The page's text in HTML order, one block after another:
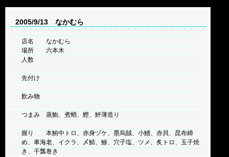
2005/9/13 なかむら
店名 なかむら
場所 六本木
人数
先付け
飲み物
つまみ 蒸鮑、煮蛸、鰹、鮃薄造り
握り 本鮪中トロ、赤身ヅケ、墨烏賊、小鰭、赤貝、昆布締
め、車海老、イクラ、〆鯖、鯵、穴子塩、ツメ、炙トロ、玉子焼
き、干瓢巻き